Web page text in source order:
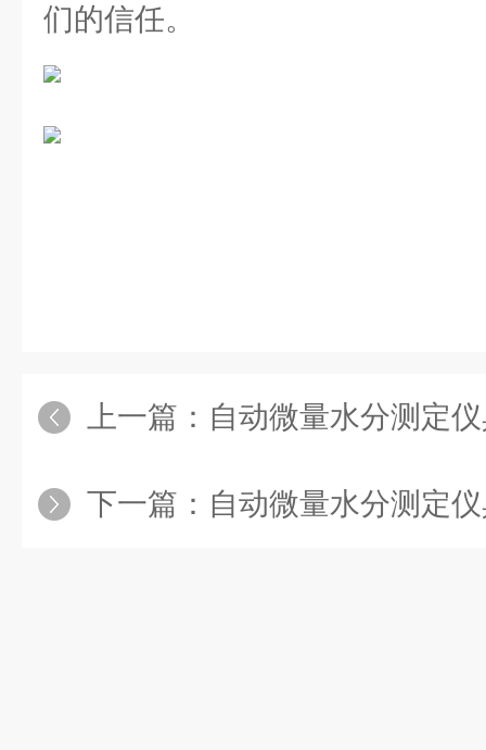
们的信任。
上一篇： 自动微量水分测定仪具有高精
下一篇： 自动微量水分测定仪具有测量过程